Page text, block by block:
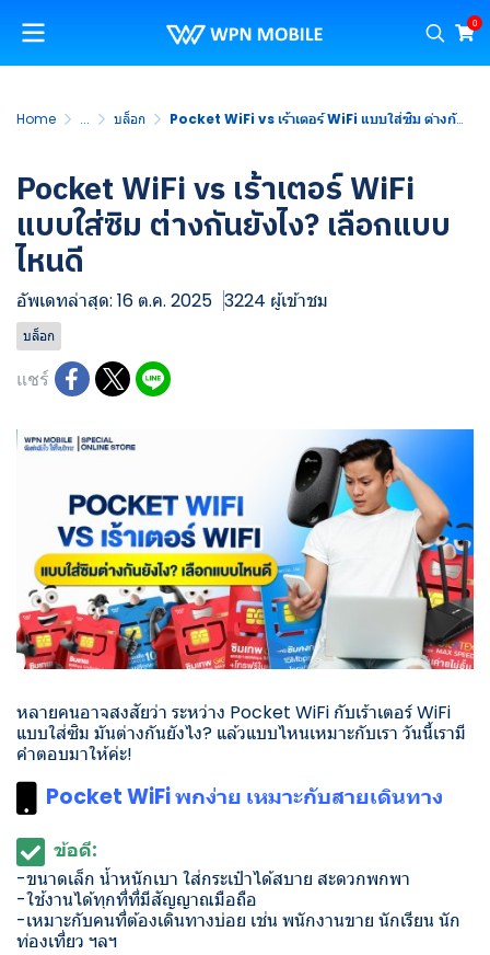
0
Home ... บล็อก Pocket WiFi vs เร้าเตอร์ WiFi แบบใส่ซิม ต่างกันยังไง? เลือกแบบไหนดี
Pocket WiFi vs เร้าเตอร์ WiFi
แบบใส่ซิม ต่างกันยังไง? เลือกแบบ
ไหนดี
อัพเดทล่าสุด: 16 ต.ค. 2025 3224 ผู้เข้าชม
บล็อก
แชร์
หลายคนอาจสงสัยว่า ระหว่าง Pocket WiFi กับเร้าเตอร์ WiFi
แบบใส่ซิม มันต่างกันยังไง? แล้วแบบไหนเหมาะกับเรา วันนี้เรามี
คำตอบมาให้ค่ะ!
Pocket WiFi พกง่าย เหมาะกับสายเดินทาง
ข้อดี:
-ขนาดเล็ก น้ำหนักเบา ใส่กระเป๋าได้สบาย สะดวกพกพา
-ใช้งานได้ทุกที่ที่มีสัญญาณมือถือ
-เหมาะกับคนที่ต้องเดินทางบ่อย เช่น พนักงานขาย นักเรียน นัก
ท่องเที่ยว ฯลฯ